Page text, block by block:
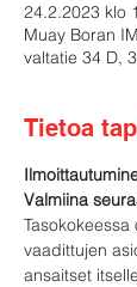
24.2.2023 klo
Muay Boran
valtatie 34 D,
Tietoa
Valmiina
vaadittujen
ansaitset